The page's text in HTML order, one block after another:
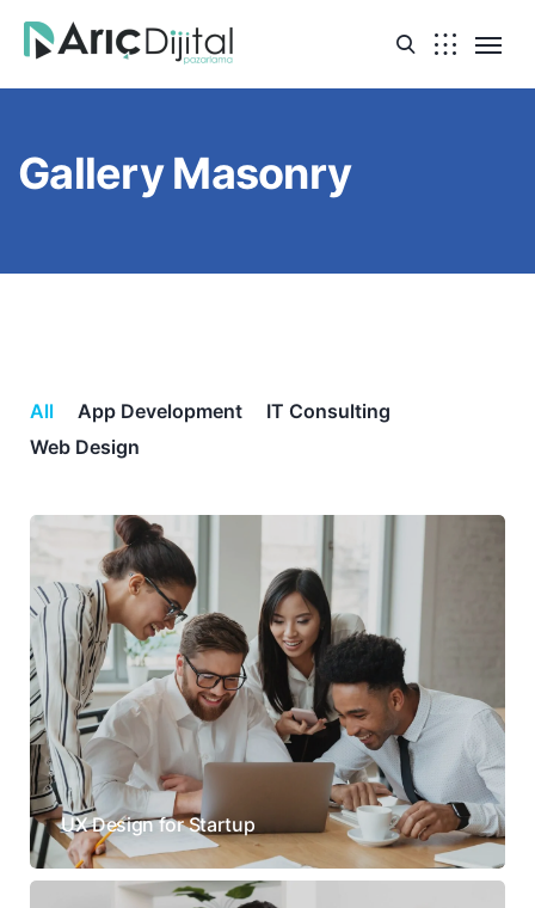
Gallery Masonry
All App Development
IT Consulting
Web Design
UX Design for Startup